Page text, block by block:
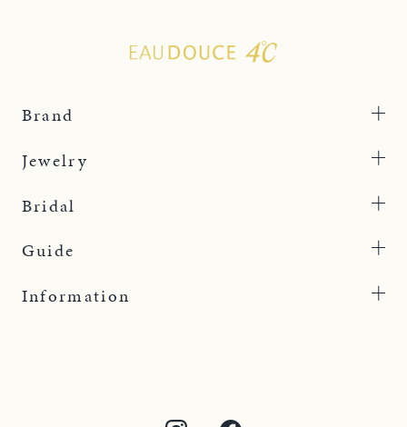
Brand
Jewelry
Bridal
Guide
Information